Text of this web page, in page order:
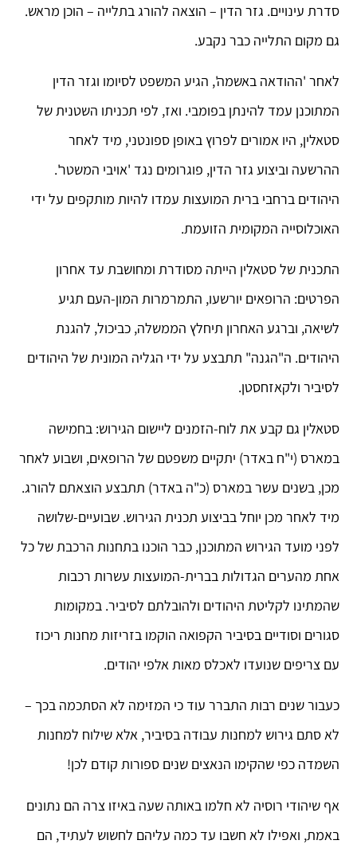
סדרת עינויים. גזר הדין – הוצאה להורג בתלייה – הוכן מראש.
גם מקום התלייה כבר נקבע.
לאחר 'ההודאה באשמה', הגיע המשפט לסיומו וגזר הדין
המתוכנן עמד להינתן בפומבי. ואז, לפי תכניתו השטנית של
סטאלין, היו אמורים לפרוץ באופן ספונטני, מיד לאחר
ההרשעה וביצוע גזר הדין, פוגרומים נגד 'אויבי המשטר'.
היהודים ברחבי ברית המועצות עמדו להיות מותקפים על ידי
האוכלוסייה המקומית הזועמת.
התכנית של סטאלין הייתה מסודרת ומחושבת עד אחרון
הפרטים: הרופאים יורשעו, התמרמרות המון-העם תגיע
לשיאה, וברגע האחרון תיחלץ הממשלה, כביכול, להגנת
היהודים. ה"הגנה" תתבצע על ידי הגליה המונית של היהודים
לסיביר ולקאזחסטן.
סטאלין גם קבע את לוח-הזמנים ליישום הגירוש: בחמישה
במארס (י"ח באדר) יתקיים משפטם של הרופאים, ושבוע לאחר
מכן, בשנים עשר במארס (כ"ה באדר) תתבצע הוצאתם להורג.
מיד לאחר מכן יוחל בביצוע תכנית הגירוש. שבועיים-שלושה
לפני מועד הגירוש המתוכנן, כבר הוכנו בתחנות הרכבת של כל
אחת מהערים הגדולות בברית-המועצות עשרות רכבות
שהמתינו לקליטת היהודים ולהובלתם לסיביר. במקומות
סגורים וסודיים בסיביר הקפואה הוקמו בזריזות מחנות ריכוז
עם צריפים שנועדו לאכלס מאות אלפי יהודים.
כעבור שנים רבות התברר עוד כי המזימה לא הסתכמה בכך –
לא סתם גירוש למחנות עבודה בסיביר, אלא שילוח למחנות
השמדה כפי שהקימו הנאצים שנים ספורות קודם לכן!
אף שיהודי רוסיה לא חלמו באותה שעה באיזו צרה הם נתונים
באמת, ואפילו לא חשבו עד כמה עליהם לחשוש לעתיד, הם